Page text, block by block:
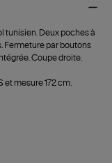
tunisien. Deux poches à
Fermeture par boutons
Coupe droite.
mesure 172 cm.